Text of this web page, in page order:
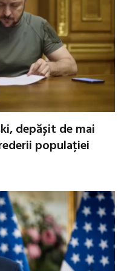
depășit de mai
populației